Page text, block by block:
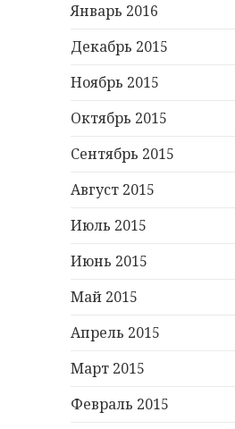
Январь 2016
Декабрь 2015
Ноябрь 2015
Октябрь 2015
Сентябрь 2015
Август 2015
Июль 2015
Июнь 2015
Май 2015
Апрель 2015
Март 2015
Февраль 2015